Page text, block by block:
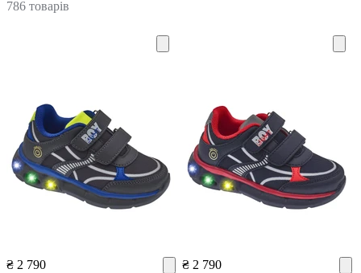
786 товарів
₴ 2 790 ₴ 2 790